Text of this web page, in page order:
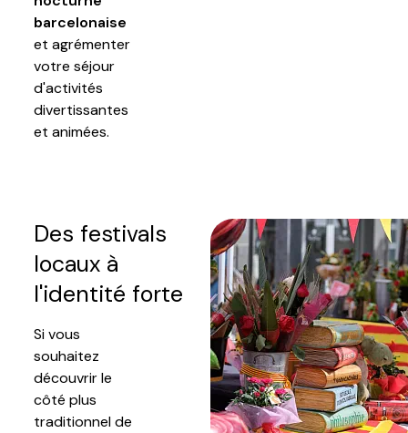
barcelonaise
et agrémenter
votre séjour
d'activités
divertissantes
et animées.
Des festivals
locaux à
l'identité forte
Si vous
souhaitez
découvrir le
côté plus
traditionnel de